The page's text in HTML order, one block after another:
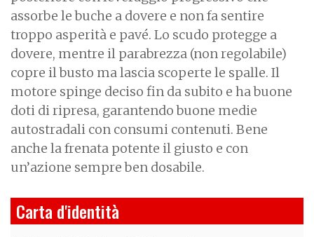
assorbe le buche a dovere e non fa sentire
troppo asperità e pavé. Lo scudo protegge a
dovere, mentre il parabrezza (non regolabile)
copre il busto ma lascia scoperte le spalle. Il
motore spinge deciso fin da subito e ha buone
doti di ripresa, garantendo buone medie
autostradali con consumi contenuti. Bene
anche la frenata potente il giusto e con
un’azione sempre ben dosabile.
Carta d'identità